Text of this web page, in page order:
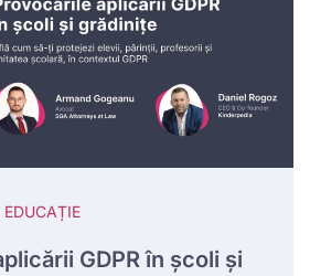
GDPR în școli și